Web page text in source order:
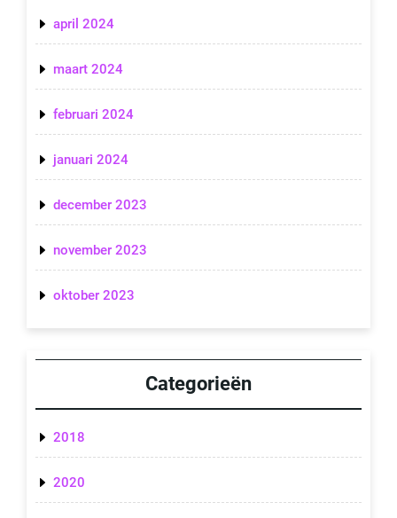
april 2024
maart 2024
februari 2024
januari 2024
december 2023
november 2023
oktober 2023
Categorieën
2018
2020